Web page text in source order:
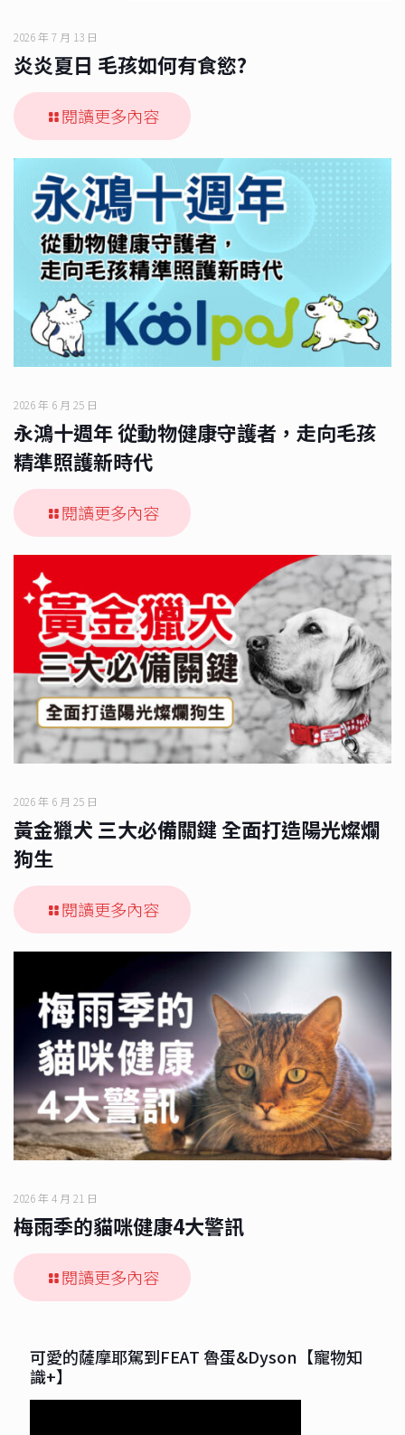
2026 年 7 月 13 日
炎炎夏日 毛孩如何有食慾?
閱讀更多內容
2026 年 6 月 25 日
永鴻十週年 從動物健康守護者，走向毛孩
精準照護新時代
閱讀更多內容
2026 年 6 月 25 日
黃金獵犬 三大必備關鍵 全面打造陽光燦爛
狗生
閱讀更多內容
2026 年 4 月 21 日
梅雨季的貓咪健康4大警訊
閱讀更多內容
可愛的薩摩耶駕到FEAT 魯蛋&Dyson【寵物知
識+】